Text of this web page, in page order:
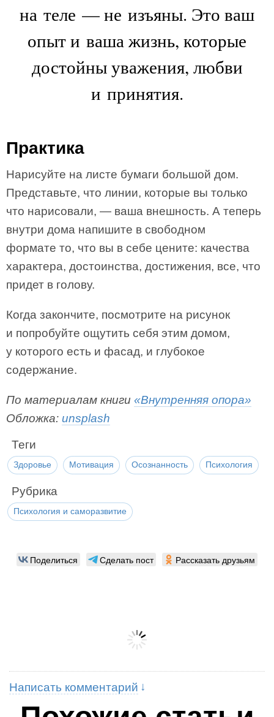
на теле — не изъяны. Это ваш
опыт и ваша жизнь, которые
достойны уважения, любви
и принятия.
Практика
Нарисуйте на листе бумаги большой дом.
Представьте, что линии, которые вы только
что нарисовали, — ваша внешность. А теперь
внутри дома напишите в свободном
формате то, что вы в себе цените: качества
характера, достоинства, достижения, все, что
придет в голову.
Когда закончите, посмотрите на рисунок
и попробуйте ощутить себя этим домом,
у которого есть и фасад, и глубокое
содержание.
По материалам книги «Внутренняя опора»
Обложка: unsplash
Теги
Здоровье Мотивация Осознанность Психология
Рубрика
Психология и саморазвитие
Поделиться Сделать пост Рассказать друзьям
Написать комментарий